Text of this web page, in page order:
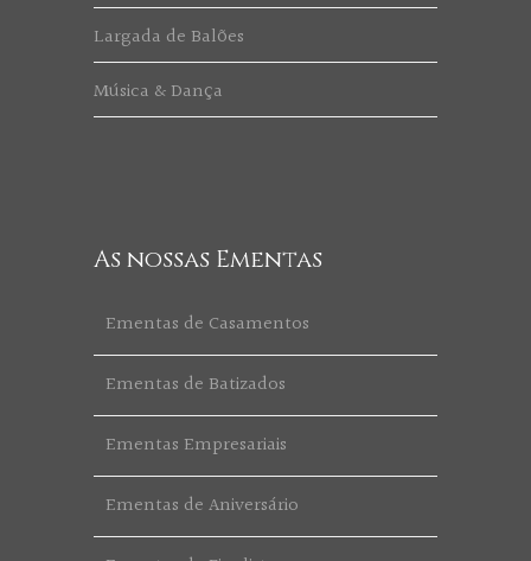
Largada de Balões
Música & Dança
As nossas Ementas
Ementas de Casamentos
Ementas de Batizados
Ementas Empresariais
Ementas de Aniversário